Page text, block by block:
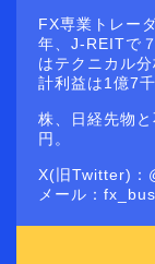
FX専業トレー
年、J-REITで
はテクニカル
計利益は1億7千
株、日経先物
円。
X(旧Twitter)：
メール：